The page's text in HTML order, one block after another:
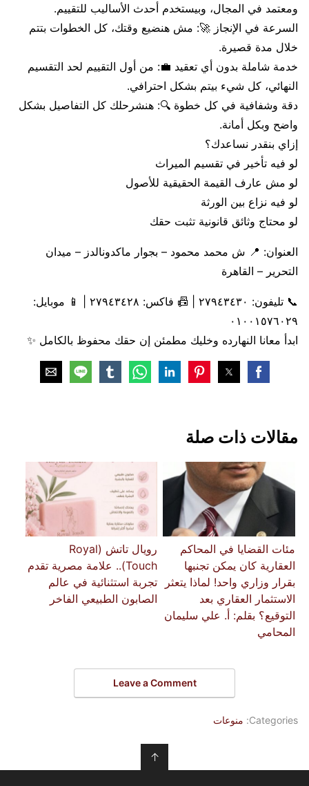
ومعتمد في المجال، وبيستخدم أحدث الأساليب للتقييم.
السرعة في الإنجاز 🚀: مش هنضيع وقتك، كل الخطوات بتتم
خلال مدة قصيرة.
خدمة شاملة بدون أي تعقيد 💼: من أول التقييم لحد التقسيم
النهائي، كل شيء بيتم بشكل احترافي.
دقة وشفافية في كل خطوة 🔍: هنشرحلك كل التفاصيل بشكل
واضح وبكل أمانة.
إزاي بنقدر نساعدك؟
لو فيه تأخير في تقسيم الميراث
لو مش عارف القيمة الحقيقية للأصول
لو فيه نزاع بين الورثة
لو محتاج وثائق قانونية تثبت حقك
العنوان: 📍 ش محمد محمود – بجوار ماكدونالدز – ميدان
التحرير – القاهرة
📞 تليفون: ٢٧٩٤٣٤٣٠ | 📠 فاكس: ٢٧٩٤٣٤٢٨ | 📱 موبايل:
٠١٠٠١٥٧٦٠٢٩
ابدأ معانا النهارده وخليك مطمئن إن حقك محفوظ بالكامل ✨
مقالات ذات صلة
مئات القضايا في المحاكم
العقارية كان يمكن تجنبها
بقرار وزاري واحد! لماذا يتعثر
الاستثمار العقاري بعد
التوقيع؟ ​بقلم: أ. علي سليمان
المحامي
رويال تاتش (Royal
Touch).. علامة مصرية تقدم
تجربة استثنائية في عالم
الصابون الطبيعي الفاخر
Leave a Comment
Categories: منوعات
↑